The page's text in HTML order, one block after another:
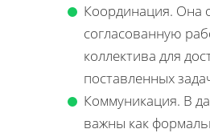
Координация. Она
согласованную
коллектива для
поставленных
Коммуникация. В
важны как